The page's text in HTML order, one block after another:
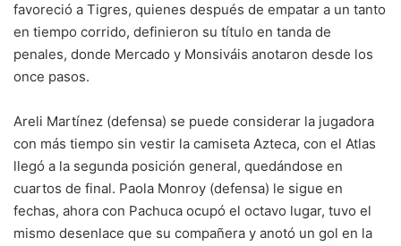
favoreció a Tigres, quienes después de empatar a un tanto
en tiempo corrido, definieron su título en tanda de
penales, donde Mercado y Monsiváis anotaron desde los
once pasos.
Areli Martínez (defensa) se puede considerar la jugadora
con más tiempo sin vestir la camiseta Azteca, con el Atlas
llegó a la segunda posición general, quedándose en
cuartos de final. Paola Monroy (defensa) le sigue en
fechas, ahora con Pachuca ocupó el octavo lugar, tuvo el
mismo desenlace que su compañera y anotó un gol en la